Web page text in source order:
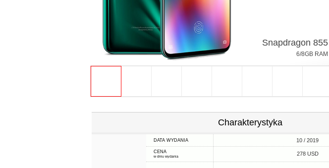
Snapdragon 855
6/8GB RAM
Charakterystyka
DATA WYDANIA 10 / 2019
CENA
w dniu wydania 278 USD